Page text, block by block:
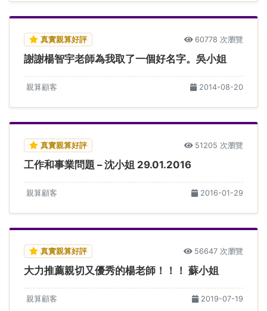
真實親算好評 60778 次瀏覽
謝謝楊智宇老師為我取了一個好名字。吳小姐
親算顧客 2014-08-20
真實親算好評 51205 次瀏覽
工作和事業問題 – 沈小姐 29.01.2016
親算顧客 2016-01-29
真實親算好評 56647 次瀏覽
大力推薦親切又優秀的楊老師！！！ 蘇小姐
親算顧客 2019-07-19